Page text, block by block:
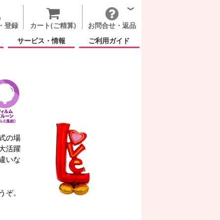
登録 カート(ご精算)
お問合せ・返品
サービス・情報
ご利用ガイド
の場
活躍
いな
ぞ。